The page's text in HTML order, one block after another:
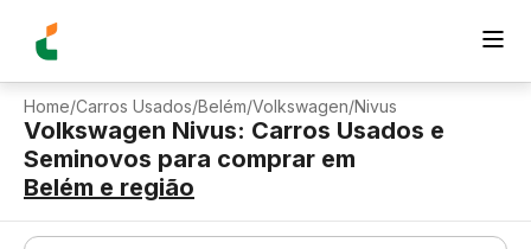
Home/Carros Usados/Belém/Volkswagen/Nivus
Volkswagen Nivus: Carros Usados e
Seminovos para comprar em
Belém e região